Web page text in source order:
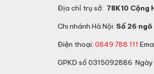
Địa chỉ trụ sở: 78K10 Cộng
Chi nhánh Hà Nội: Số 26 ngõ
Điện thoại: 0849 788 111
GPKD số 0315092886